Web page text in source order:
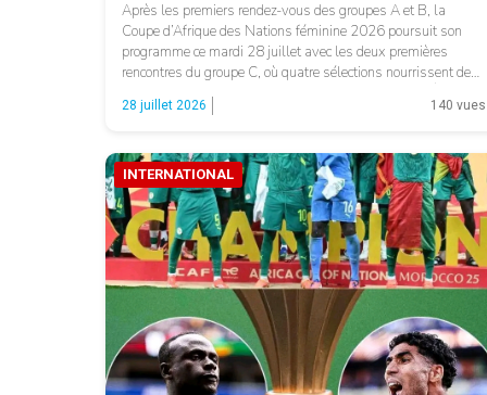
Après les premiers rendez-vous des groupes A et B, la
Coupe d’Afrique des Nations féminine 2026 poursuit son
programme ce mardi 28 juillet avec les deux premières
rencontres du groupe C, où quatre sélections nourrissent de
solides ambitions. En ouverture, la Zambie défiera l’Égypte
dans un duel qui s’annonce déterminant pour la course à la
28 juillet 2026 140 vues
INTERNATIONAL